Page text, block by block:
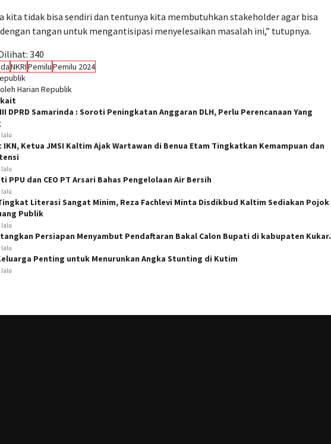
kita tidak bisa sendiri dan tentunya kita membutuhkan stakeholder agar bisa
tangan untuk mengantisipasi menyelesaikan masalah ini,” tutupnya.
340
NKRIPemiluPemilu 2024
Harian Republik
DPRD Samarinda : Soroti Peningkatan Anggaran DLH, Perlu Perencanaan Yang
IKN, Ketua JMSI Kaltim Ajak Wartawan di Benua Etam Tingkatkan Kemampuan dan
PPU dan CEO PT Arsari Bahas Pengelolaan Air Bersih
Literasi Sangat Minim, Reza Fachlevi Minta Disdikbud Kaltim Sediakan Pojok
Publik
Persiapan Menyambut Pendaftaran Bakal Calon Bupati di kabupaten Kukar.
Penting untuk Menurunkan Angka Stunting di Kutim